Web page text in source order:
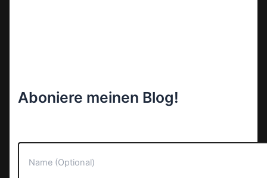
Aboniere meinen Blog!